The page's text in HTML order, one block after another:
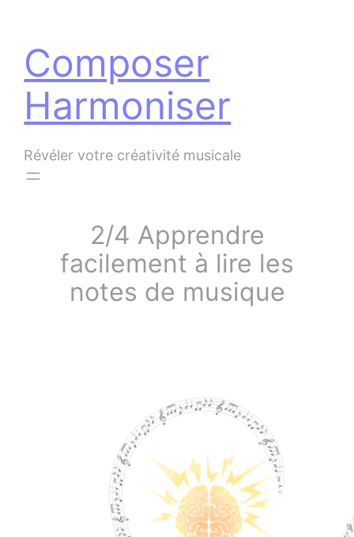
contenu
Composer
Harmoniser
Révéler votre créativité musicale
2/4 Apprendre
facilement à lire les
notes de musique